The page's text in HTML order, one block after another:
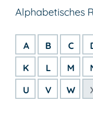
Alphabetisches
A B C
K
L M
U
V W